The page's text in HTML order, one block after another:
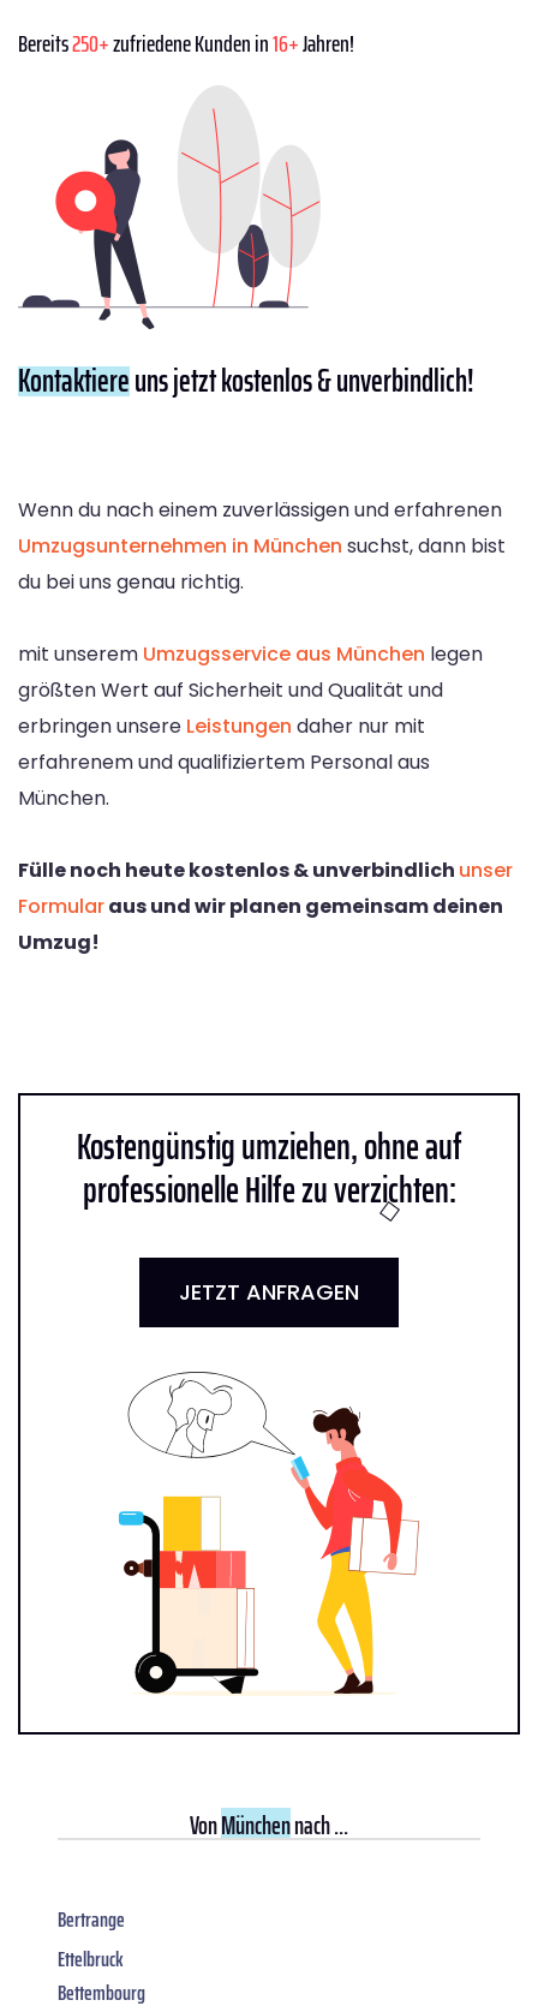
Bereits250+zufriedene Kunden in16+Jahren!
Kontaktiereuns jetzt kostenlos & unverbindlich!
Wenn du nach einem zuverlässigen und erfahrenen
Umzugsunternehmen in München suchst, dann bist
du bei uns genau richtig.
mit unserem Umzugsservice aus München legen
größten Wert auf Sicherheit und Qualität und
erbringen unsere Leistungen daher nur mit
erfahrenem und qualifiziertem Personal aus
München.
Fülle noch heute kostenlos & unverbindlich unser
Formularaus und wir planen gemeinsam deinen
Umzug!
Kostengünstig umziehen, ohne auf
professionelle Hilfe zu verzichten:
JETZT ANFRAGEN
VonMünchennach ...
Bertrange
Ettelbruck
Bettembourg